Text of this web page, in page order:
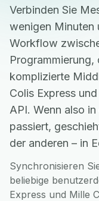
Verbinden Sie
wenigen Minuten
Workflow
komplizierte
Colis Express
API. Wenn also
passiert,
der anderen – in
Synchronisieren
beliebige
Express und Mille